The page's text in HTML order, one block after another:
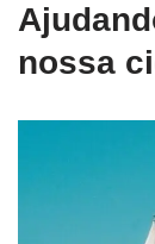
nossa